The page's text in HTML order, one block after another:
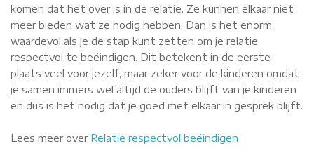
komen dat het over is in de relatie. Ze kunnen elkaar niet
meer bieden wat ze nodig hebben. Dan is het enorm
waardevol als je de stap kunt zetten om je relatie
respectvol te beëindigen. Dit betekent in de eerste
plaats veel voor jezelf, maar zeker voor de kinderen omdat
je samen immers wel altijd de ouders blijft van je kinderen
en dus is het nodig dat je goed met elkaar in gesprek blijft.
Lees meer over Relatie respectvol beëindigen